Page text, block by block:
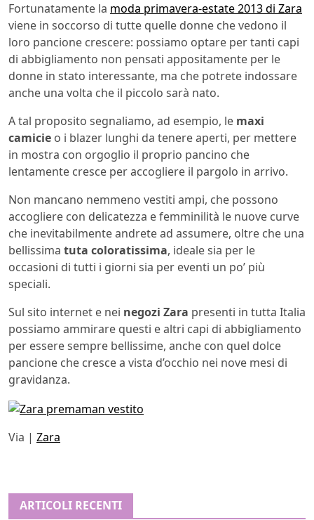
Fortunatamente la moda primavera-estate 2013 di Zara
viene in soccorso di tutte quelle donne che vedono il
loro pancione crescere: possiamo optare per tanti capi
di abbigliamento non pensati appositamente per le
donne in stato interessante, ma che potrete indossare
anche una volta che il piccolo sarà nato.
A tal proposito segnaliamo, ad esempio, le maxi
camicie o i blazer lunghi da tenere aperti, per mettere
in mostra con orgoglio il proprio pancino che
lentamente cresce per accogliere il pargolo in arrivo.
Non mancano nemmeno vestiti ampi, che possono
accogliere con delicatezza e femminilità le nuove curve
che inevitabilmente andrete ad assumere, oltre che una
bellissima tuta coloratissima, ideale sia per le
occasioni di tutti i giorni sia per eventi un po’ più
speciali.
Sul sito internet e nei negozi Zara presenti in tutta Italia
possiamo ammirare questi e altri capi di abbigliamento
per essere sempre bellissime, anche con quel dolce
pancione che cresce a vista d’occhio nei nove mesi di
gravidanza.
Via | Zara
ARTICOLI RECENTI